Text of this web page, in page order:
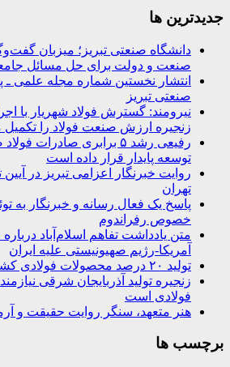
جديدترين ها
دانشگاه صنعتی تبریز؛ میزبان
صنعت و دولت برای حل مسائل
انتشار نخستین شماره مجله علمی
صنعتی تبریز
نیرومند: گسترش فولاد شهریار با
زنجیره ارزش صنعت فولاد را تکمیل
رفیعی رشد ۵ برابری
توسعه پایدار قرار داده است
روایت خبرنگار اعزامی تبریز در
تهران
پاسخ یک فعال رسانه و خبرنگار به
خصوص رفراندوم
متن یادداشت تفاهم اسلام‌آباد
آمریکا-رژیم صهیونیستی علیه ایران
تولید ۲۰ درصد محصولات فولادی کشور در بناب
زنجیره تولید آذربایجان شرقی
فولادی است
هنر متعهد، سنگر روایت حقیقت و
برچسب ها